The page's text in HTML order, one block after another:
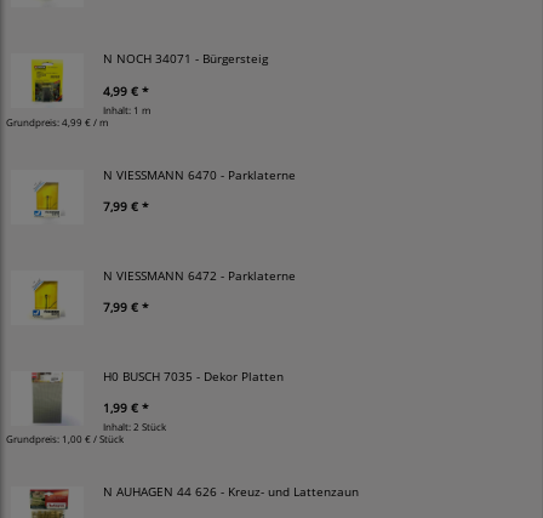
N NOCH 34071 - Bürgersteig
4,99 € *
Inhalt: 1 m
Grundpreis:4,99 € / m
N VIESSMANN 6470 - Parklaterne
7,99 € *
N VIESSMANN 6472 - Parklaterne
7,99 € *
H0 BUSCH 7035 - Dekor Platten
1,99 € *
Inhalt: 2 Stück
Grundpreis: 1,00 € / Stück
N AUHAGEN 44 626 - Kreuz- und Lattenzaun